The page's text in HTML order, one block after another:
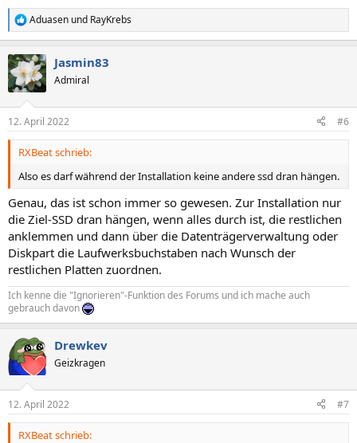
R
e
k
t
i
e
n
Aduasen und RayKrebs
Jasmin83
Admiral
12. April 2022 #6
RXBeat schrieb:
Also es darf während der Installation keine andere ssd dran hängen.
Genau, das ist schon immer so gewesen. Zur Installation nur
die Ziel-SSD dran hängen, wenn alles durch ist, die restlichen
anklemmen und dann über die Datenträgerverwaltung oder
Diskpart die Laufwerksbuchstaben nach Wunsch der
restlichen Platten zuordnen.
Ich kenne die "Ignorieren"-Funktion des Forums und ich mache auch
gebrauch davon
Drewkev
Geizkragen
12. April 2022 #7
RXBeat schrieb: